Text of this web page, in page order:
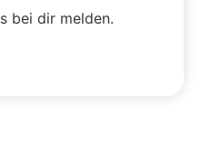
bei dir melden.